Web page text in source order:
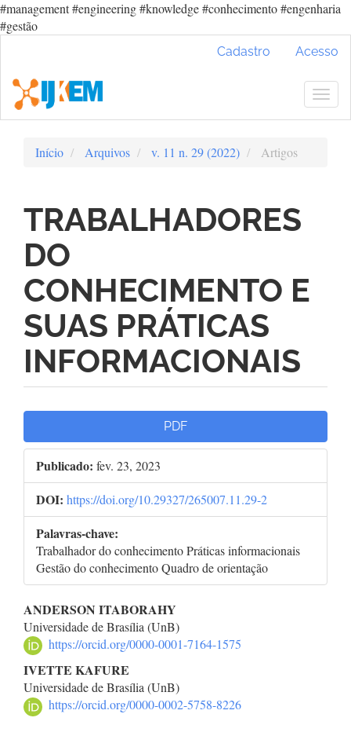
#management #engineering #knowledge #conhecimento #engenharia
#gestão
Conteúdo
principal
Barra
Cadastro Acesso
Início Arquivos v. 11 n. 29 (2022) Artigos
TRABALHADORES
DO
CONHECIMENTO E
SUAS PRÁTICAS
INFORMACIONAIS
lateral
de
artigos
PDF
Publicado: fev. 23, 2023
DOI: https://doi.org/10.29327/265007.11.29-2
Palavras-chave:
Trabalhador do conhecimento Práticas informacionais
Gestão do conhecimento Quadro de orientação
Conteúdo
do
artigo
principal
ANDERSON ITABORAHY
Universidade de Brasília (UnB)
https://orcid.org/0000-0001-7164-1575
IVETTE KAFURE
Universidade de Brasília (UnB)
https://orcid.org/0000-0002-5758-8226